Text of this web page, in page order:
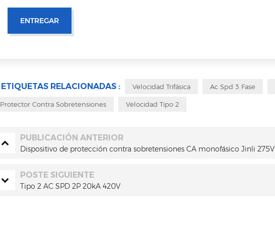
ETIQUETAS RELACIONADAS : Velocidad Trifásica Ac Spd 3 Fase
Protector Contra Sobretensiones Velocidad Tipo 2
PUBLICACIÓN ANTERIOR
Dispositivo de protección contra sobretensiones CA monofásico Jinli 275V
POSTE SIGUIENTE
Tipo 2 AC SPD 2P 20kA 420V